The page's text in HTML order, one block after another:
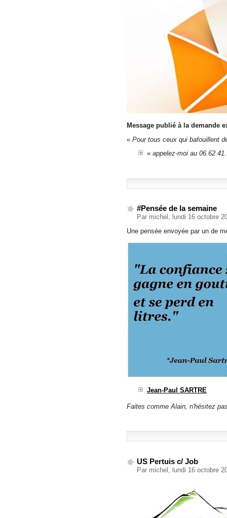
Message publié à la demande
« Pour tous ceux qui bafouillent
« appelez-moi au
#Pensée de la semaine
Par michel, lundi 16 octobre
Une pensée envoyée par un de
Jean-Paul SARTRE
Faites comme Alain, n'hésitez
US Pertuis c/ Job
Par michel, lundi 16 octobre